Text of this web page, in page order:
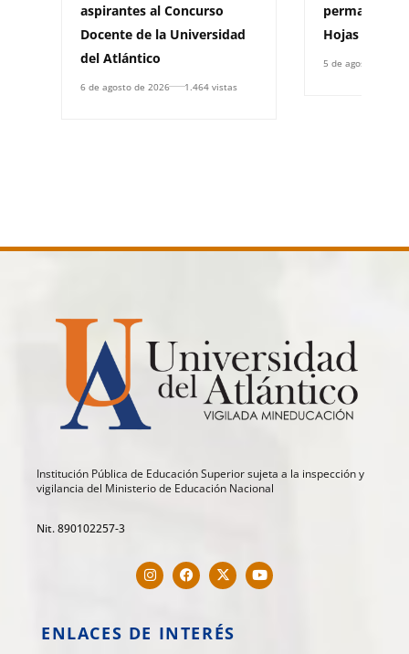
aspirantes al Concurso
Docente de la Universidad
del Atlántico
6 de agosto de 2026 1.464 vistas
permanente
Hojas de
5 de agosto de
Institución Pública de Educación Superior sujeta a la inspección y
vigilancia del Ministerio de Educación Nacional
Nit. 890102257-3
ENLACES DE INTERÉS